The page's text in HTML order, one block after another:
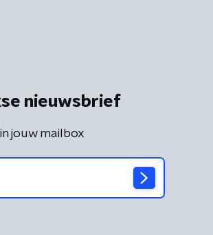
nieuwsbrief
jouw mailbox